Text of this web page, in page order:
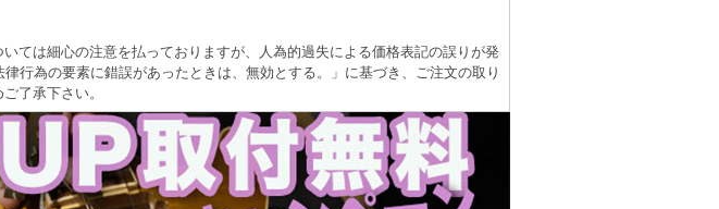
ては細心の注意を払っておりますが、人為的過失による価格表記の誤りが発
行為の要素に錯誤があったときは、無効とする。」に基づき、ご注文の取り
了承下さい。